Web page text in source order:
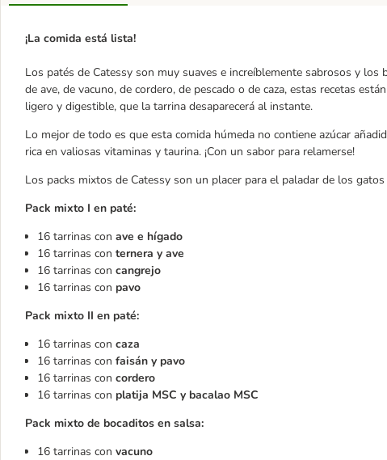
¡La comida está lista!
Los patés de Catessy son muy suaves e increíblemente sabrosos y los
de ave, de vacuno, de cordero, de pescado o de caza, estas recetas
ligero y digestible, que la tarrina desaparecerá al instante.
Lo mejor de todo es que esta comida húmeda no contiene azúcar
rica en valiosas vitaminas y taurina. ¡Con un sabor para relamerse!
Los packs mixtos de Catessy son un placer para el paladar de los
Pack mixto I en paté:
16 tarrinas con ave e hígado
16 tarrinas con ternera y ave
16 tarrinas con cangrejo
16 tarrinas con pavo
Pack mixto II en paté:
16 tarrinas con caza
16 tarrinas con faisán y pavo
16 tarrinas con cordero
16 tarrinas con platija MSC y bacalao MSC
Pack mixto de bocaditos en salsa:
16 tarrinas con vacuno